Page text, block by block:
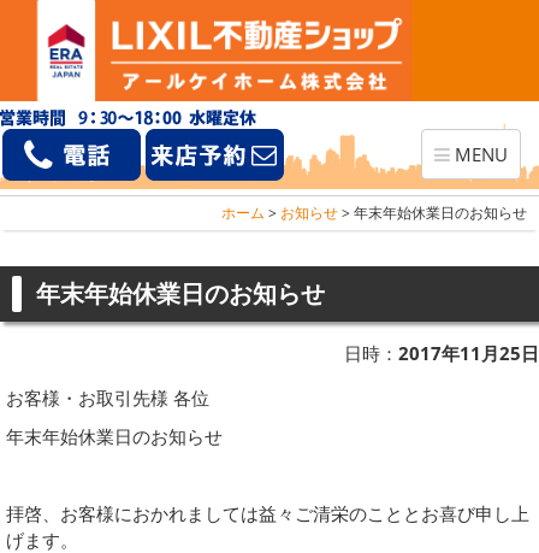
Toggle
navigation
MENU
ホーム > お知らせ>年末年始休業日のお知らせ
年末年始休業日のお知らせ
日時： 2017年11月25日
お客様・お取引先様 各位
年末年始休業日のお知らせ
拝啓、お客様におかれましては益々ご清栄のこととお喜び申し上
げます。